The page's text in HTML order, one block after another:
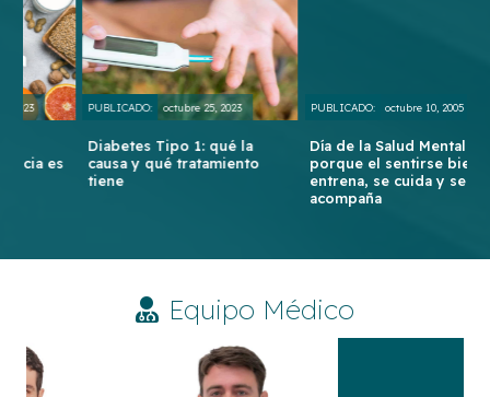
PUBLICADO: octubre 25, 2023
Diabetes Tipo 1: qué la
causa y qué tratamiento
PUBLICADO: octubre 10, 2005
Día de la Salud Mental:
porque el sentirse bien se
entrena, se cuida y se
acompaña
Equipo Médico